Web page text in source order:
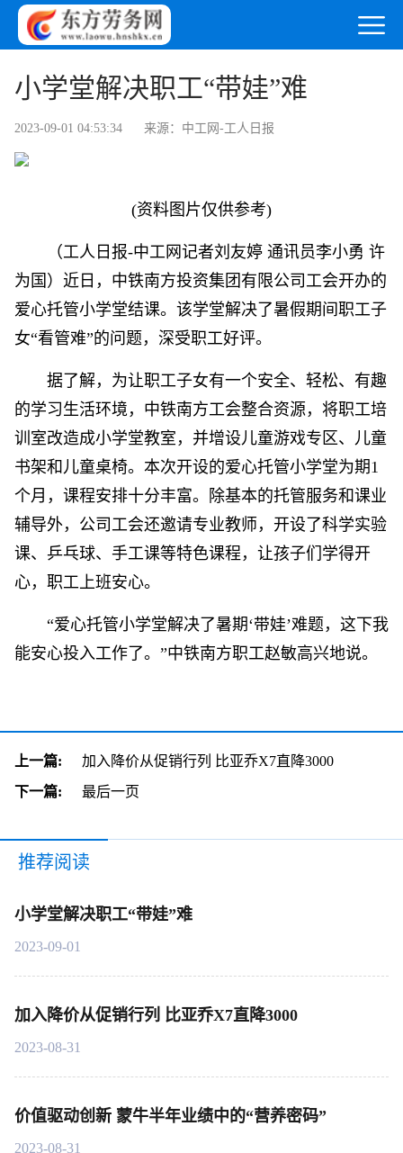
小学堂解决职工“带娃”难
2023-09-01 04:53:34 来源：中工网-工人日报
(资料图片仅供参考)
（工人日报-中工网记者刘友婷 通讯员李小勇 许
为国）近日，中铁南方投资集团有限公司工会开办的
爱心托管小学堂结课。该学堂解决了暑假期间职工子
女“看管难”的问题，深受职工好评。
据了解，为让职工子女有一个安全、轻松、有趣
的学习生活环境，中铁南方工会整合资源，将职工培
训室改造成小学堂教室，并增设儿童游戏专区、儿童
书架和儿童桌椅。本次开设的爱心托管小学堂为期1
个月，课程安排十分丰富。除基本的托管服务和课业
辅导外，公司工会还邀请专业教师，开设了科学实验
课、乒乓球、手工课等特色课程，让孩子们学得开
心，职工上班安心。
“爱心托管小学堂解决了暑期‘带娃’难题，这下我
能安心投入工作了。”中铁南方职工赵敏高兴地说。
上一篇:
加入降价从促销行列 比亚乔X7直降3000
下一篇:
最后一页
推荐阅读
小学堂解决职工“带娃”难
2023-09-01
加入降价从促销行列 比亚乔X7直降3000
2023-08-31
价值驱动创新 蒙牛半年业绩中的“营养密码”
2023-08-31